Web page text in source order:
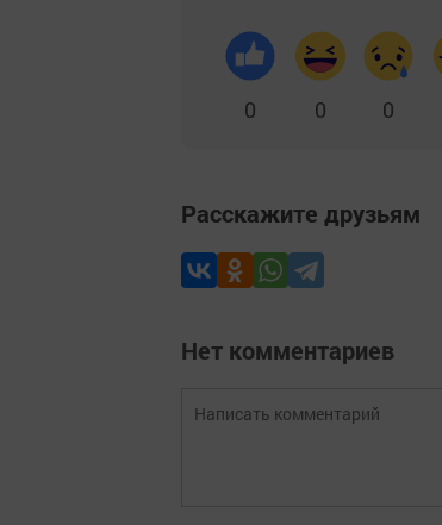
0 0 0
Расскажите друзьям
Нет комментариев